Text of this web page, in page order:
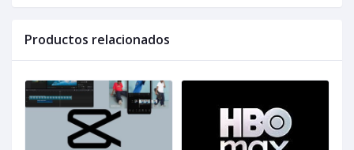
Productos relacionados